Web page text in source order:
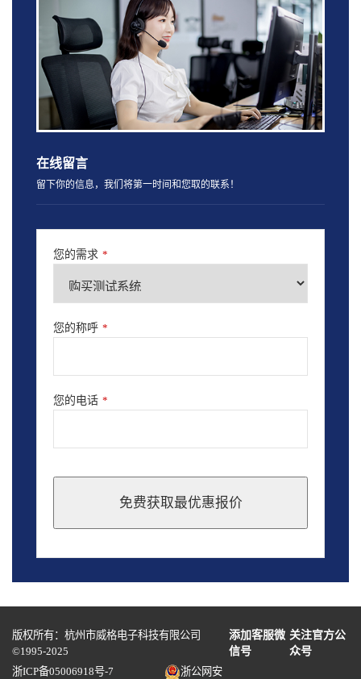
在线留言
留下你的信息，我们将第一时间和您取的联系！
您的需求 *
您的称呼 *
您的电话 *
免费获取最优惠报价
should
blank
版权所有：杭州市威格电子科技有限公司
©1995-2025
添加客服微
信号
关注官方公
众号
浙ICP备05006918号-7
浙公网安